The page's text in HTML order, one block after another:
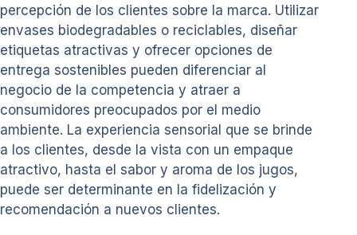
percepción de los clientes sobre la marca. Utilizar
envases biodegradables o reciclables, diseñar
etiquetas atractivas y ofrecer opciones de
entrega sostenibles pueden diferenciar al
negocio de la competencia y atraer a
consumidores preocupados por el medio
ambiente. La experiencia sensorial que se brinde
a los clientes, desde la vista con un empaque
atractivo, hasta el sabor y aroma de los jugos,
puede ser determinante en la fidelización y
recomendación a nuevos clientes.